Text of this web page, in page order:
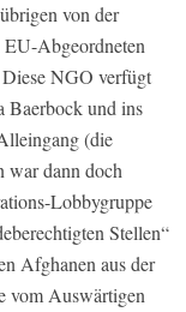
von der
Abgeordneten
NGO verfügt
Baerbock und ins
(die
war dann doch
Lobbygruppe
Stellen“
Afghanen aus der
vom Auswärtigen